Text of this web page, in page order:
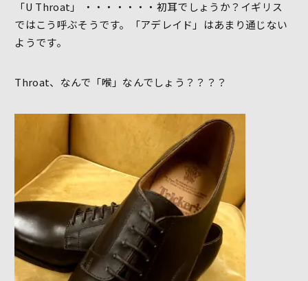
「U Throat」 ・・・・・・・初耳でしょうか？イギリス
ではこう呼ぶそうです。「アデレイド」はあまり通じない
ようです。
Throat、なんで「喉」なんでしょう？？？？